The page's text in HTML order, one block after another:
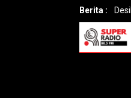
Berita :
Maksimal 120 Desibel